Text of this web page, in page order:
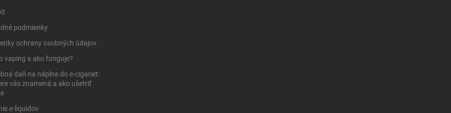
podmienky
ochrany osobných údajov
vaping a ako funguje?
daň na náplne do e-cigariet:
vás znamená a ako ušetriť
e-liquidov